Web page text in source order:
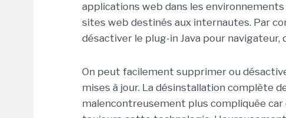
applications web dans les
sites web destinés aux internautes. Par
désactiver le plug-in Java pour navigateur,
On peut facilement supprimer ou
mises à jour. La désinstallation complète
malencontreusement plus compliquée